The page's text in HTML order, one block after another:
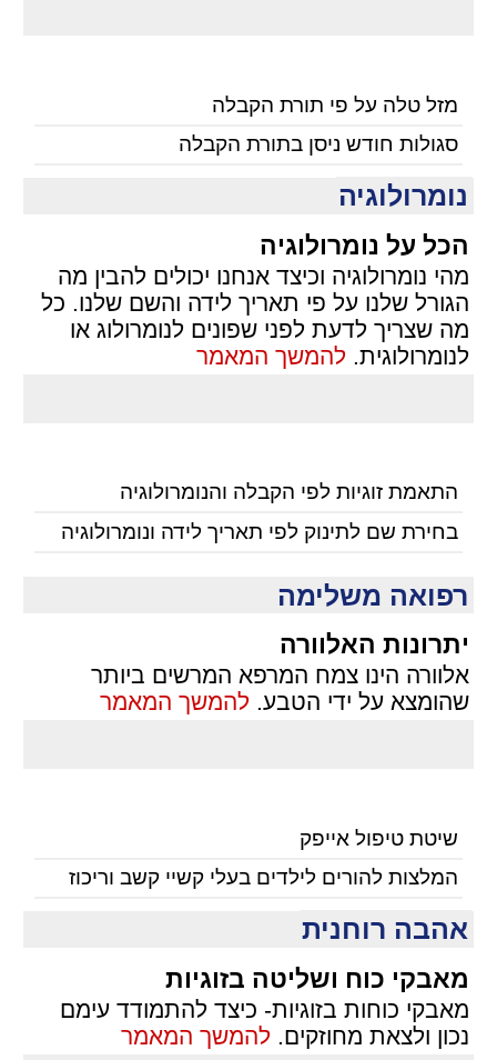
מזל טלה על פי תורת הקבלה
סגולות חודש ניסן בתורת הקבלה
נומרולוגיה
הכל על נומרולוגיה
מהי נומרולוגיה וכיצד אנחנו יכולים להבין מה
הגורל שלנו על פי תאריך לידה והשם שלנו. כל
מה שצריך לדעת לפני שפונים לנומרולוג או
לנומרולוגית. להמשך המאמר
התאמת זוגיות לפי הקבלה והנומרולוגיה
בחירת שם לתינוק לפי תאריך לידה ונומרולוגיה
רפואה משלימה
יתרונות האלוורה
אלוורה הינו צמח המרפא המרשים ביותר
שהומצא על ידי הטבע. להמשך המאמר
שיטת טיפול אייפק
המלצות להורים לילדים בעלי קשיי קשב וריכוז
אהבה רוחנית
מאבקי כוח ושליטה בזוגיות
מאבקי כוחות בזוגיות- כיצד להתמודד עימם
נכון ולצאת מחוזקים. להמשך המאמר